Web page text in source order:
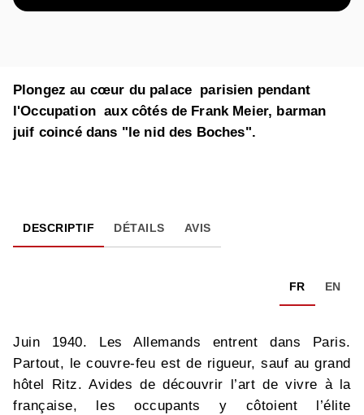
Plongez au cœur du palace parisien pendant
l'Occupation aux côtés de Frank Meier, barman
juif coincé dans "le nid des Boches".
DESCRIPTIF DÉTAILS AVIS
FR EN
Juin 1940. Les Allemands entrent dans Paris.
Partout, le couvre-feu est de rigueur, sauf au grand
hôtel Ritz. Avides de découvrir l’art de vivre à la
française, les occupants y côtoient l’élite